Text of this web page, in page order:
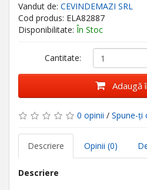
Vandut de: CEVINDEMAZI SRL
Cod produs: ELA82887
Disponibilitate: În Stoc
Cantitate:
Adaugă
0 opinii / Spune-ţi
Descriere Opinii (0)
Descriere